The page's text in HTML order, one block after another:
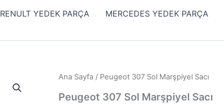
RENULT YEDEK PARÇA MERCEDES YEDEK PARÇA
Ana Sayfa / Peugeot 307 Sol Marşpiyel Sacı
Peugeot 307 Sol Marşpiyel Sacı